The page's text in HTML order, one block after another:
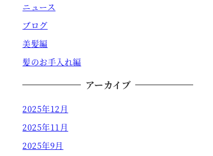
ニュース
ブログ
美髪編
髪のお手入れ編
アーカイブ
2025年12月
2025年11月
2025年9月